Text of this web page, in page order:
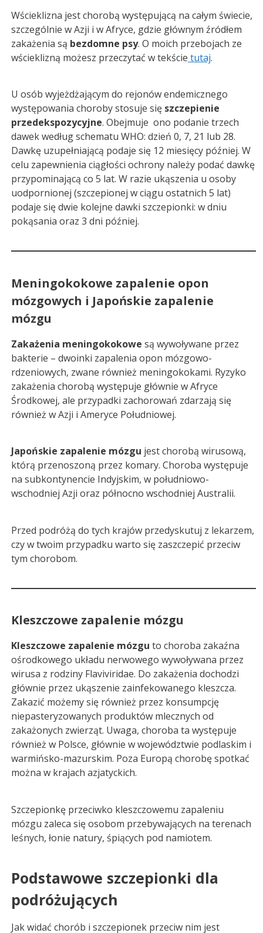
Wścieklizna jest chorobą występującą na całym świecie,
szczególnie w Azji i w Afryce, gdzie głównym źródłem
zakażenia są bezdomne psy. O moich przebojach ze
wścieklizną możesz przeczytać w tekście tutaj.
U osób wyjeżdżającym do rejonów endemicznego
występowania choroby stosuje się szczepienie
przedekspozycyjne. Obejmuje ono podanie trzech
dawek według schematu WHO: dzień 0, 7, 21 lub 28.
Dawkę uzupełniającą podaje się 12 miesięcy później. W
celu zapewnienia ciągłości ochrony należy podać dawkę
przypominającą co 5 lat. W razie ukąszenia u osoby
uodpornionej (szczepionej w ciągu ostatnich 5 lat)
podaje się dwie kolejne dawki szczepionki: w dniu
pokąsania oraz 3 dni później.
Meningokokowe zapalenie opon
mózgowych i Japońskie zapalenie
mózgu
Zakażenia meningokokowe są wywoływane przez
bakterie – dwoinki zapalenia opon mózgowo-
rdzeniowych, zwane również meningokokami. Ryzyko
zakażenia chorobą występuje głównie w Afryce
Środkowej, ale przypadki zachorowań zdarzają się
również w Azji i Ameryce Południowej.
Japońskie zapalenie mózgu jest chorobą wirusową,
którą przenoszoną przez komary. Choroba występuje
na subkontynencie Indyjskim, w południowo-
wschodniej Azji oraz północno wschodniej Australii.
Przed podróżą do tych krajów przedyskutuj z lekarzem,
czy w twoim przypadku warto się zaszczepić przeciw
tym chorobom.
Kleszczowe zapalenie mózgu
Kleszczowe zapalenie mózgu to choroba zakaźna
ośrodkowego układu nerwowego wywoływana przez
wirusa z rodziny Flaviviridae. Do zakażenia dochodzi
głównie przez ukąszenie zainfekowanego kleszcza.
Zakazić możemy się również przez konsumpcję
niepasteryzowanych produktów mlecznych od
zakażonych zwierząt. Uwaga, choroba ta występuje
również w Polsce, głównie w województwie podlaskim i
warmińsko-mazurskim. Poza Europą chorobę spotkać
można w krajach azjatyckich.
Szczepionkę przeciwko kleszczowemu zapaleniu
mózgu zaleca się osobom przebywających na terenach
leśnych, łonie natury, śpiących pod namiotem.
Podstawowe szczepionki dla
podróżujących
Jak widać chorób i szczepionek przeciw nim jest